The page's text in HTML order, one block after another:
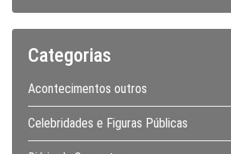
Categorias
Acontecimentos outros
Celebridades e Figuras Públicas